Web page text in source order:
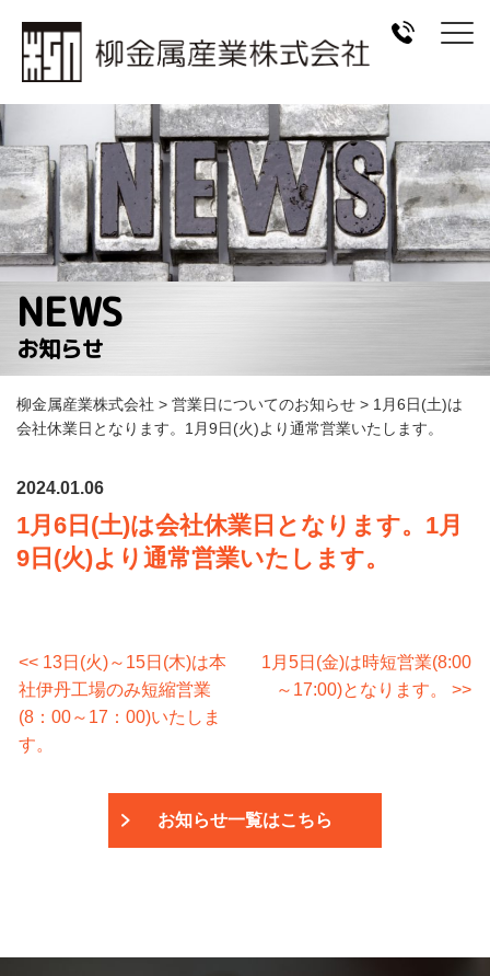
NEWS
お知らせ
柳金属産業株式会社 > 営業日についてのお知らせ > 1月6日(土)は
会社休業日となります。1月9日(火)より通常営業いたします。
2024.01.06
1月6日(土)は会社休業日となります。1月
9日(火)より通常営業いたします。
<< 13日(火)～15日(木)は本
社伊丹工場のみ短縮営業
(8：00～17：00)いたしま
す。
1月5日(金)は時短営業(8:00
～17:00)となります。 >>
お知らせ一覧はこちら